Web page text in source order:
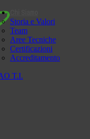
Storia e Valori
Team
Aree Tecniche
Certificazioni
Accreditamento
T.I.